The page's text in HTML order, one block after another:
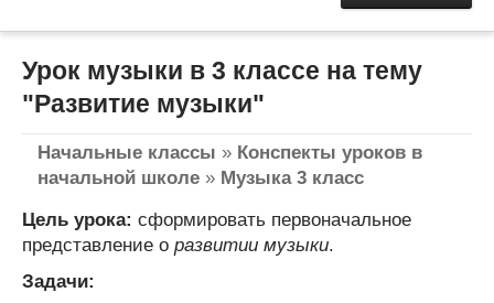
Урок музыки в 3 классе на тему
"Развитие музыки"
Начальные классы » Конспекты уроков в
начальной школе » Музыка 3 класс
Цель урока: сформировать первоначальное
представление о развитии музыки.
Задачи: